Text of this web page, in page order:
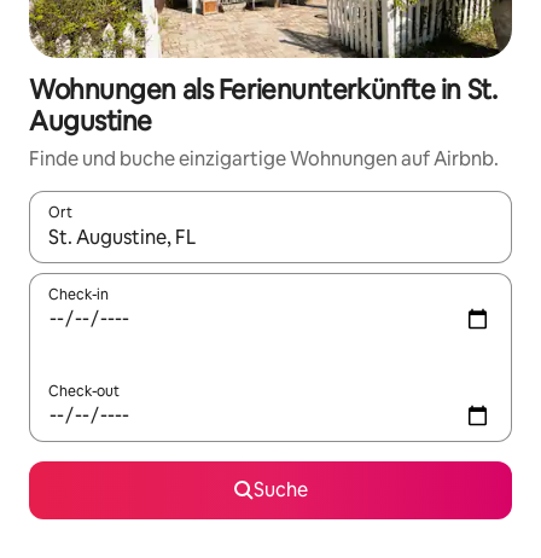
Wohnungen als Ferienunterkünfte in St.
Augustine
Finde und buche einzigartige Wohnungen auf Airbnb.
Ort
Wenn Ergebnisse verfügbar sind, navigiere mit den
Check-in
Check-out
Suche